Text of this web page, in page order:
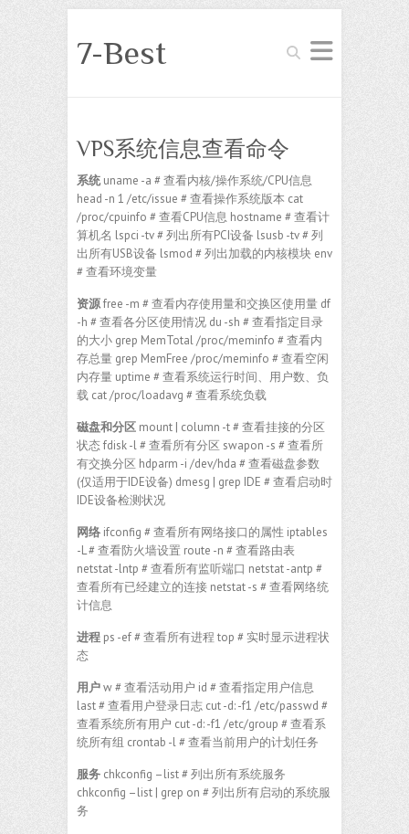
Search
7-Best
VPS系统信息查看命令
系统 uname -a # 查看内核/操作系统/CPU信息
head -n 1 /etc/issue # 查看操作系统版本 cat
/proc/cpuinfo # 查看CPU信息 hostname # 查看计
算机名 lspci -tv # 列出所有PCI设备 lsusb -tv # 列
出所有USB设备 lsmod # 列出加载的内核模块 env
# 查看环境变量
资源free -m # 查看内存使用量和交换区使用量 df
-h # 查看各分区使用情况 du -sh # 查看指定目录
的大小 grep MemTotal /proc/meminfo # 查看内
存总量 grep MemFree /proc/meminfo # 查看空闲
内存量 uptime # 查看系统运行时间、用户数、负
载 cat /proc/loadavg # 查看系统负载
磁盘和分区 mount | column -t # 查看挂接的分区
状态 fdisk -l # 查看所有分区 swapon -s # 查看所
有交换分区 hdparm -i /dev/hda # 查看磁盘参数
(仅适用于IDE设备) dmesg | grep IDE # 查看启动时
IDE设备检测状况
网络 ifconfig # 查看所有网络接口的属性 iptables
-L # 查看防火墙设置 route -n # 查看路由表
netstat -lntp # 查看所有监听端口 netstat -antp #
查看所有已经建立的连接 netstat -s # 查看网络统
计信息
进程 ps -ef # 查看所有进程 top # 实时显示进程状
态
用户w # 查看活动用户 id # 查看指定用户信息
last # 查看用户登录日志 cut -d: -f1 /etc/passwd #
查看系统所有用户 cut -d: -f1 /etc/group # 查看系
统所有组 crontab -l # 查看当前用户的计划任务
服务 chkconfig –list # 列出所有系统服务
chkconfig –list | grep on # 列出所有启动的系统服
务